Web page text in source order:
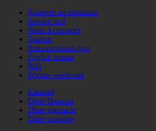
Réserver un restaurant
Service tard
Vente à emporter
Traiteur
Retransmission foot
English menus
Wifi
Séjours week-end
Karaoké
Dîner Dansant
Dîner spectacle
Dîner croisière